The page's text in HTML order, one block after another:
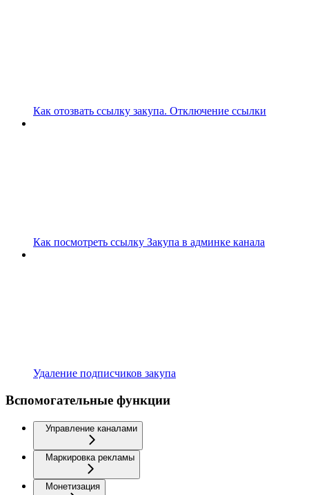
Как отозвать ссылку закупа. Отключение ссылки
Как посмотреть ссылку Закупа в админке канала
Удаление подписчиков закупа
Вспомогательные функции
Управление каналами
Маркировка рекламы
Монетизация